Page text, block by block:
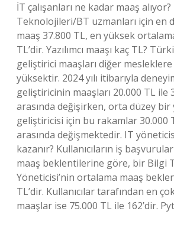
İT çalışanları ne kadar maaş
Teknolojileri/BT uzmanları için en
maaş 37.800 TL, en yüksek
TL’dir. Yazılımcı maaşı kaç TL?
geliştirici maaşları diğer
yüksektir. 2024 yılı itibarıyla
geliştiricinin maaşları 20.000 TL ile
arasında değişirken, orta düzey bir
geliştiricisi için bu rakamlar 30.000
arasında değişmektedir. IT
kazanır? Kullanıcıların iş
maaş beklentilerine göre, bir Bilgi
Yöneticisi’nin ortalama maaş
TL’dir. Kullanıcılar tarafından en
maaşlar ise 75.000 TL ile 162’dir.